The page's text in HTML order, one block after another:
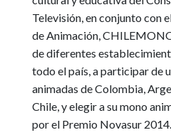
Televisión, en conjunto con
de Animación,
de diferentes
todo el país, a participar de
animadas de Colombia,
Chile, y elegir a su mono
por el Premio Novasur 2014.